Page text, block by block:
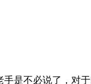
是不必说了，对